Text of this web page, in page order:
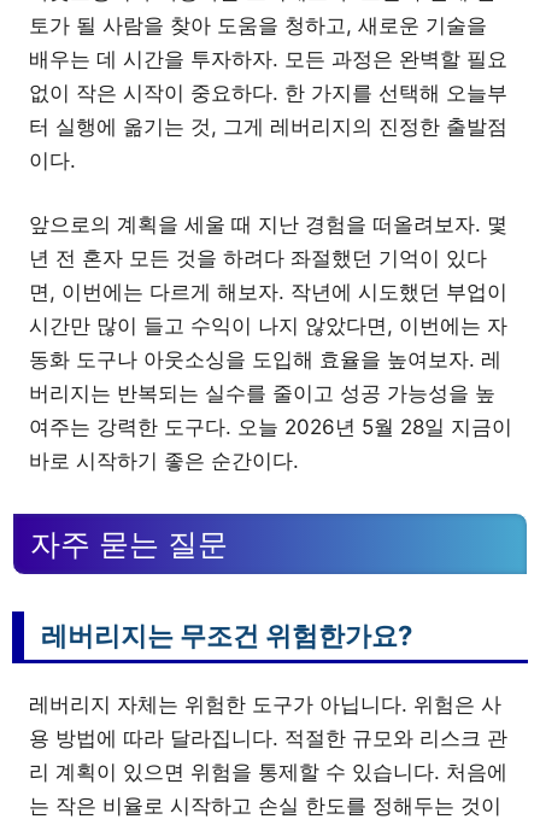
토가 될 사람을 찾아 도움을 청하고, 새로운 기술을
배우는 데 시간을 투자하자. 모든 과정은 완벽할 필요
없이 작은 시작이 중요하다. 한 가지를 선택해 오늘부
터 실행에 옮기는 것, 그게 레버리지의 진정한 출발점
이다.
앞으로의 계획을 세울 때 지난 경험을 떠올려보자. 몇
년 전 혼자 모든 것을 하려다 좌절했던 기억이 있다
면, 이번에는 다르게 해보자. 작년에 시도했던 부업이
시간만 많이 들고 수익이 나지 않았다면, 이번에는 자
동화 도구나 아웃소싱을 도입해 효율을 높여보자. 레
버리지는 반복되는 실수를 줄이고 성공 가능성을 높
여주는 강력한 도구다. 오늘 2026년 5월 28일 지금이
바로 시작하기 좋은 순간이다.
자주 묻는 질문
레버리지는 무조건 위험한가요?
레버리지 자체는 위험한 도구가 아닙니다. 위험은 사
용 방법에 따라 달라집니다. 적절한 규모와 리스크 관
리 계획이 있으면 위험을 통제할 수 있습니다. 처음에
는 작은 비율로 시작하고 손실 한도를 정해두는 것이